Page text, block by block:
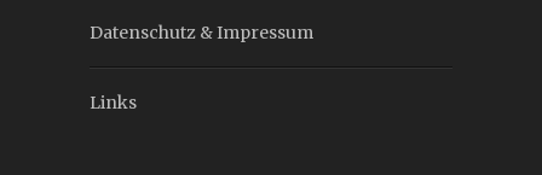
Datenschutz & Impressum
Links